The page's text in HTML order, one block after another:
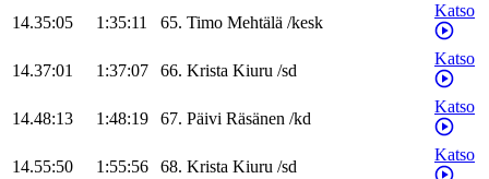
14.35:05 1:35:11 65. Timo Mehtälä /kesk
Katso
14.37:01 1:37:07 66. Krista Kiuru /sd
Katso
14.48:13 1:48:19 67. Päivi Räsänen /kd
Katso
14.55:50 1:55:56 68. Krista Kiuru /sd
Katso